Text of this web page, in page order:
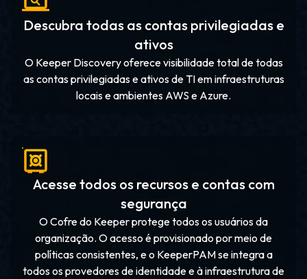
Descubra todas as contas privilegiadas e
ativos
O Keeper Discovery oferece visibilidade total de todas
as contas privilegiadas e ativos de TI em infraestruturas
locais e ambientes AWS e Azure.
Acesse todos os recursos e contas com
segurança
O Cofre do Keeper protege todos os usuários da
organização. O acesso é provisionado por meio de
políticas consistentes, e o KeeperPAM se integra a
todos os provedores de identidade e à infraestrutura de